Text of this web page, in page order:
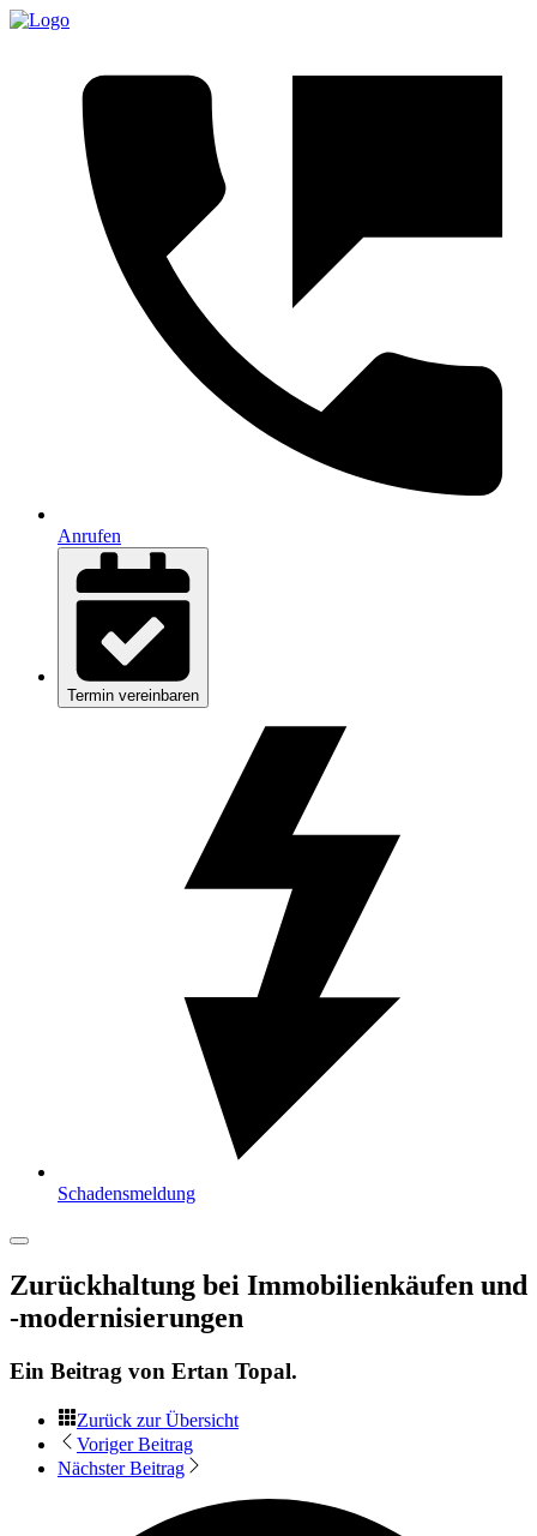
Anrufen
Termin vereinbaren
Schadensmeldung
Zurückhaltung bei Immobilienkäufen und
-modernisierungen
Ein Beitrag von Ertan Topal.
Zurück zur Übersicht
Voriger Beitrag
Nächster Beitrag